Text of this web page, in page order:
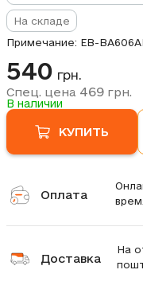
На складе
Примечание: EB-
540 грн.
Спец. цена 469 грн.
В наличии
КУПИТЬ
Оплата
Доставка
На